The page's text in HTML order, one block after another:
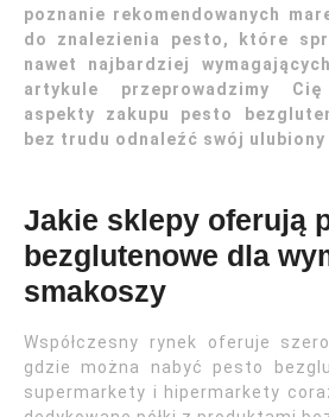
poznanie rekomendowanych
do znalezienia pesto, które
nawet najbardziej
artykule przeprowadzimy
aspekty zakupu pesto
bez trudu odnaleźć swój ulubiony
Jakie sklepy oferują
bezglutenowe dla
smakoszy
Współczesny rynek oferuje
gdzie można nabyć pesto
supermarkety i hipermarkety